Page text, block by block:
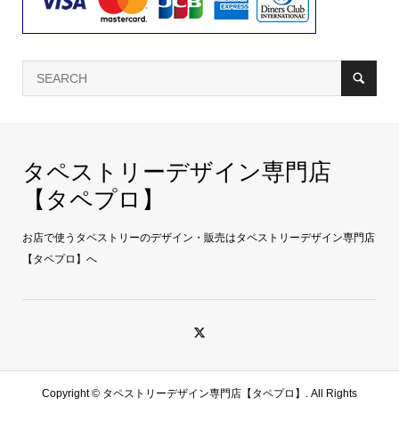
タペストリーデザイン専門店
【タペプロ】
お店で使うタペストリーのデザイン・販売はタペストリーデザイン専門店
【タペプロ】へ
Copyright © タペストリーデザイン専門店【タペプロ】. All Rights